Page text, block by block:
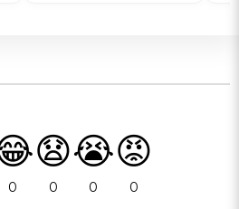
0
😧
0
😭
0
😡
0